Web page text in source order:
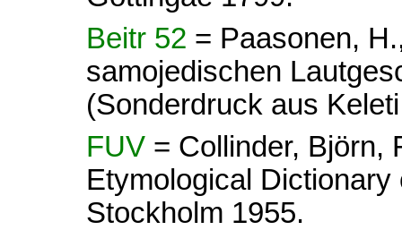
Beitr 52 = Paasonen,
samojedischen
(Sonderdruck aus
FUV = Collinder, Björn,
Etymological
Stockholm 1955.